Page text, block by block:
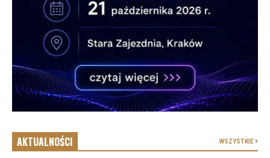
AKTUALNOŚCI WSZYSTKIE